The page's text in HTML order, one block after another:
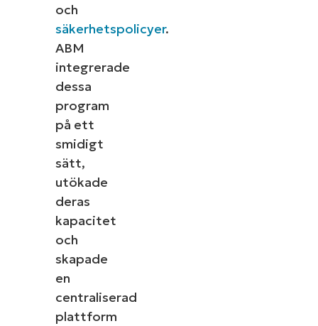
och
säkerhetspolicyer.
ABM
integrerade
dessa
program
på ett
smidigt
sätt,
utökade
deras
kapacitet
och
skapade
en
centraliserad
plattform